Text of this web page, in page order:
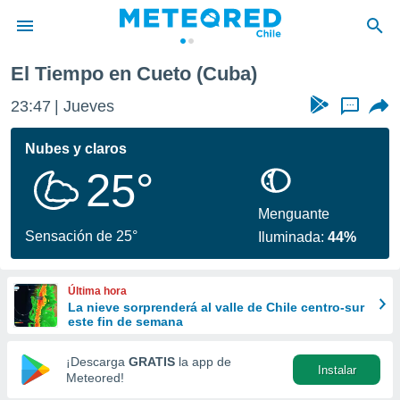
de
por
se
calidad.
a este
las
y
forma
digital
basada
El Tiempo en Cueto (Cuba)
23:47 Jueves ...
Nubes y claros
25°
Sensación de 25°
Menguante
Iluminada:44%
Última hora
La nieve sorprenderá al valle de Chile centro-sur
este fin de semana
¡Descarga GRATIS la app de
Meteored!
Instalar